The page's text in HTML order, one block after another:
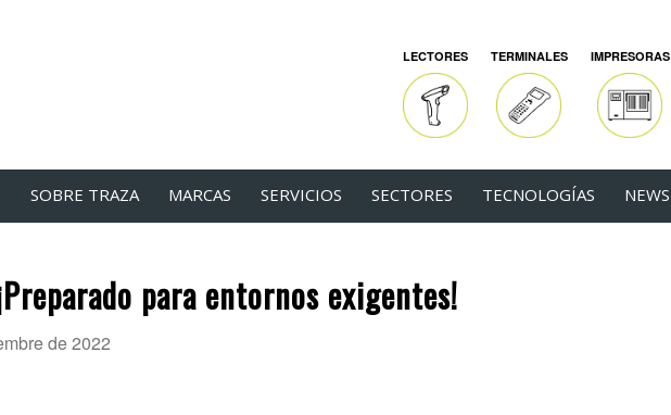
LECTORES TERMINALES IMPRESORAS
SOBRE TRAZA MARCAS SERVICIOS SECTORES TECNOLOGÍAS NEWS
para entornos exigentes!
de 2022